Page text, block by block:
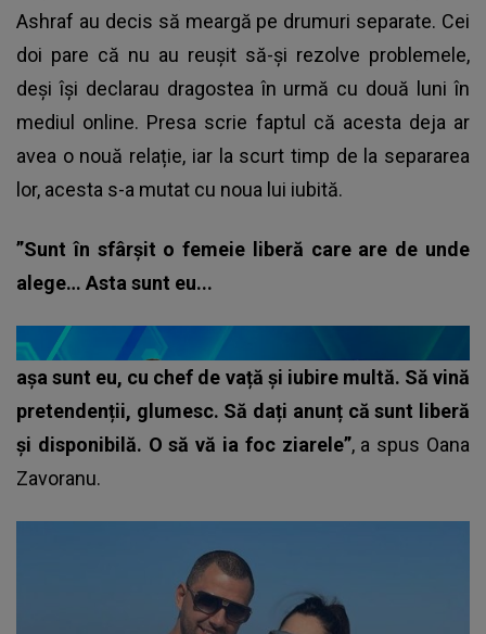
Ashraf au decis să meargă pe drumuri separate. Cei
doi pare că nu au reușit să-și rezolve problemele,
deși își declarau dragostea în urmă cu două luni în
mediul online. Presa scrie faptul că acesta deja ar
avea o nouă relație, iar la scurt timp de la separarea
lor, acesta s-a mutat cu noua lui iubită.
”Sunt în sfârșit o femeie liberă care are de unde
alege… Asta sunt eu...
așa sunt eu, cu chef de vață și iubire multă. Să vină
pretendenții, glumesc. Să dați anunț că sunt liberă
și disponibilă. O să vă ia foc ziarele”, a spus Oana
Zavoranu.